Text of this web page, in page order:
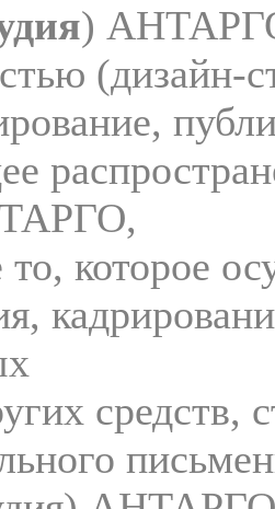
)
которое
средств,